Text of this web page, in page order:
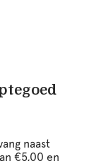
naast
€5,00 en